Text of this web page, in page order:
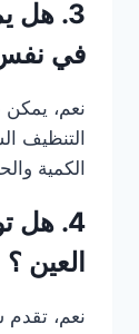
3. هل
في نفس
نعم،
التنظيف
الكمية
4. هل
العين ؟
نعم،